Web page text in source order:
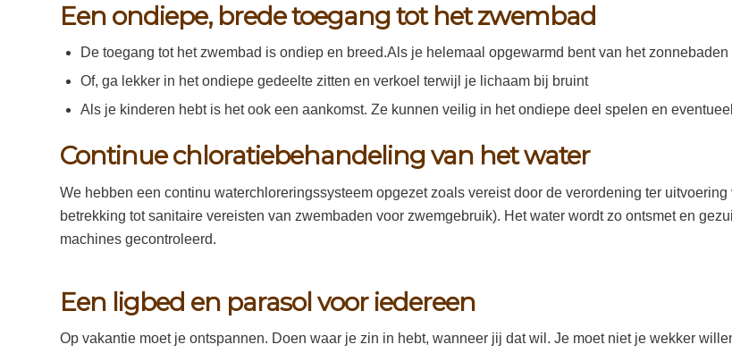
Een ondiepe, brede toegang tot het zwembad
De toegang tot het zwembad is ondiep en breed.Als je helemaal opgewarmd bent van het
Of, ga lekker in het ondiepe gedeelte zitten en verkoel terwijl je lichaam bij bruint
Als je kinderen hebt is het ook een aankomst. Ze kunnen veilig in het ondiepe deel spelen en
Continue chloratiebehandeling van het water
We hebben een continu waterchloreringssysteem opgezet zoals vereist door de verordening ter
betrekking tot sanitaire vereisten van zwembaden voor zwemgebruik). Het water wordt zo ontsmet en
machines gecontroleerd.
Een ligbed en parasol voor iedereen
Op vakantie moet je ontspannen. Doen waar je zin in hebt, wanneer jij dat wil. Je moet niet je wekker